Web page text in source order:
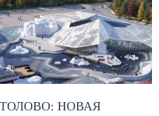
НОВАЯ